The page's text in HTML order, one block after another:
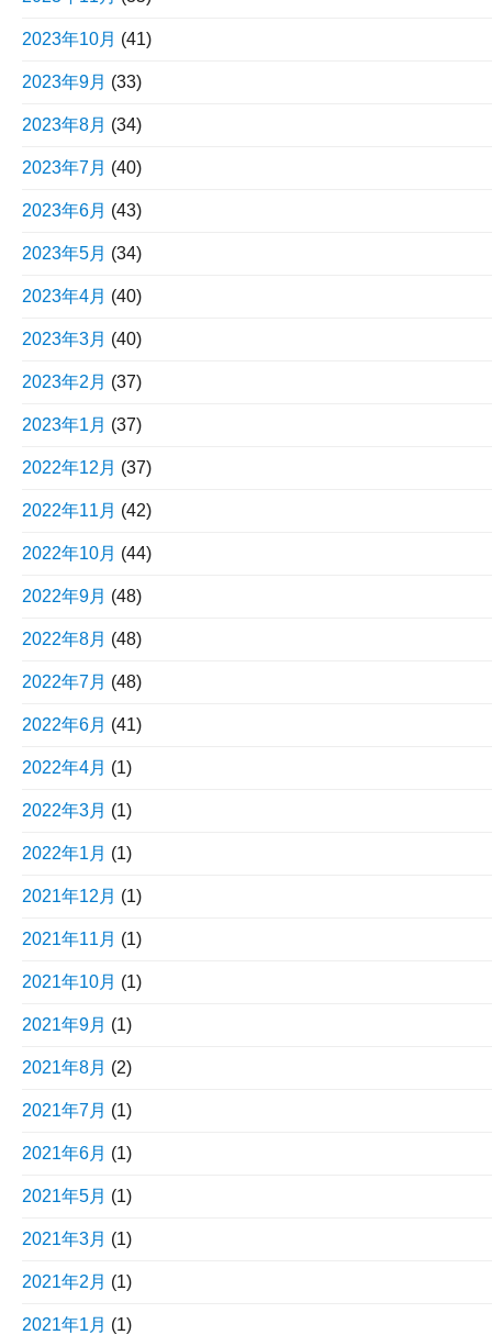
2023年10月 (41)
2023年9月 (33)
2023年8月 (34)
2023年7月 (40)
2023年6月 (43)
2023年5月 (34)
2023年4月 (40)
2023年3月 (40)
2023年2月 (37)
2023年1月 (37)
2022年12月 (37)
2022年11月 (42)
2022年10月 (44)
2022年9月 (48)
2022年8月 (48)
2022年7月 (48)
2022年6月 (41)
2022年4月 (1)
2022年3月 (1)
2022年1月 (1)
2021年12月 (1)
2021年11月 (1)
2021年10月 (1)
2021年9月 (1)
2021年8月 (2)
2021年7月 (1)
2021年6月 (1)
2021年5月 (1)
2021年3月 (1)
2021年2月 (1)
2021年1月 (1)